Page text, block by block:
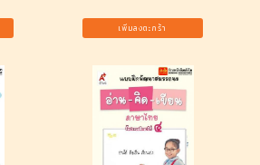
เพิ่มลงตะกร้า